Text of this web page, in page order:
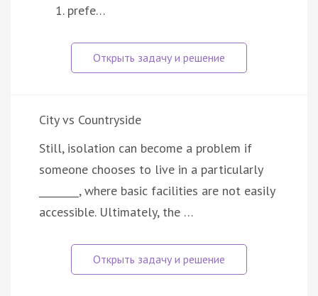
prefe…
City vs Countryside
Still, isolation can become a problem if
someone chooses to live in a particularly
________, where basic facilities are not easily
accessible. Ultimately, the …